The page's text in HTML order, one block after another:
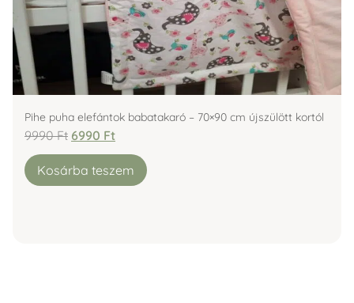
Pihe puha elefántok babatakaró – 70×90 cm újszülött kortól
9990Ft 6990 Ft
Kosárba teszem